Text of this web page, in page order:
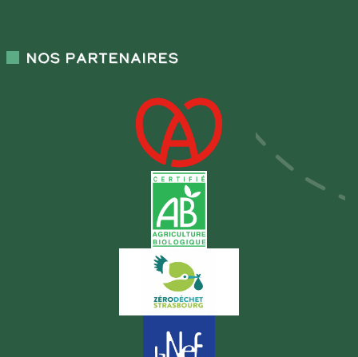
Nos partenaires